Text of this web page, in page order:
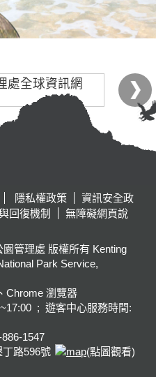
隱私權政策
資訊安全政
回復機制
無障礙網頁說
管理處 版權所有 Kenting
Park Service,
Chrome 瀏覽器
; 遊客中心服務時間:
1547
路596號
(點圖觀看)